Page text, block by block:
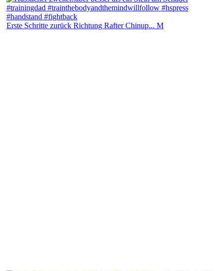
Erste Schritte zurück Richtung Rafter Chinup... M